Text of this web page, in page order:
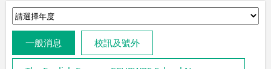
一般消息 校訊及號外